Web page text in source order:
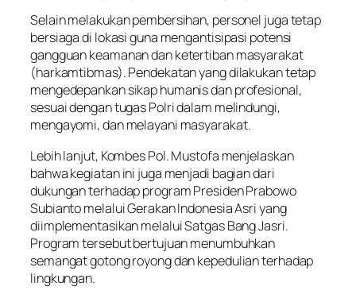
Selain melakukan pembersihan, personel juga tetap
bersiaga di lokasi guna mengantisipasi potensi
gangguan keamanan dan ketertiban masyarakat
(harkamtibmas). Pendekatan yang dilakukan tetap
mengedepankan sikap humanis dan profesional,
sesuai dengan tugas Polri dalam melindungi,
mengayomi, dan melayani masyarakat.
Lebih lanjut, Kombes Pol. Mustofa menjelaskan
bahwa kegiatan ini juga menjadi bagian dari
dukungan terhadap program Presiden Prabowo
Subianto melalui Gerakan Indonesia Asri yang
diimplementasikan melalui Satgas Bang Jasri.
Program tersebut bertujuan menumbuhkan
semangat gotong royong dan kepedulian terhadap
lingkungan.